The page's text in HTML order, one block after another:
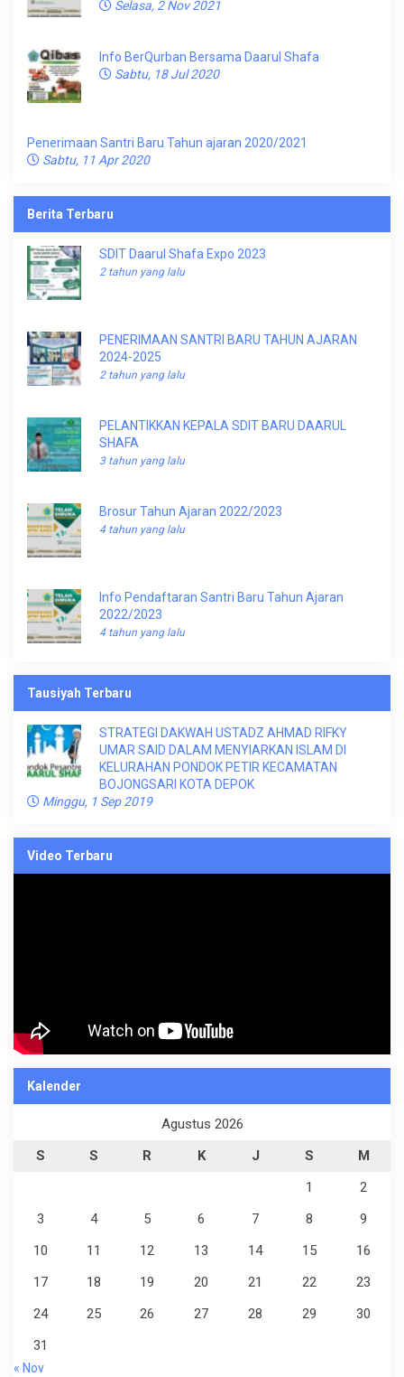
Selasa, 2 Nov 2021
Info BerQurban Bersama Daarul Shafa
Sabtu, 18 Jul 2020
Penerimaan Santri Baru Tahun ajaran 2020/2021
Sabtu, 11 Apr 2020
Berita Terbaru
SDIT Daarul Shafa Expo 2023
2 tahun yang lalu
PENERIMAAN SANTRI BARU TAHUN AJARAN
2024-2025
2 tahun yang lalu
PELANTIKKAN KEPALA SDIT BARU DAARUL
SHAFA
3 tahun yang lalu
Brosur Tahun Ajaran 2022/2023
4 tahun yang lalu
Info Pendaftaran Santri Baru Tahun Ajaran
2022/2023
4 tahun yang lalu
Tausiyah Terbaru
STRATEGI DAKWAH USTADZ AHMAD RIFKY
UMAR SAID DALAM MENYIARKAN ISLAM DI
KELURAHAN PONDOK PETIR KECAMATAN
BOJONGSARI KOTA DEPOK
Minggu, 1 Sep 2019
Video Terbaru
Kalender
Agustus 2026
S
S R K J S
M
1
2
3
4 5 6 7 8
9
10
11 12 13 14 15
16
17
18 19 20 21 22
23
24
25 26 27 28 29
30
31
« Nov